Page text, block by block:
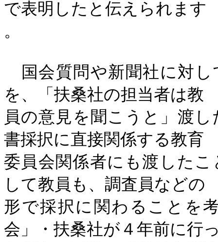
で表明したと伝えられます
。
国会質問や新聞社に対し
を、「扶桑社の担当者は教
員の意見を聞こうと」渡
書採択に直接関係する教育
委員会関係者にも渡した
して教員も、調査員などの
形で採択に関わることを
会」・扶桑社が４年前に行